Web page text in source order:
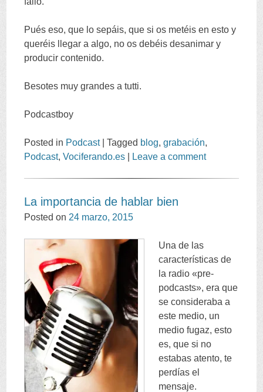
Pués eso, que lo sepáis, que si os metéis en esto y
queréis llegar a algo, no os debéis desanimar y
producir contenido.
Besotes muy grandes a tutti.
Podcastboy
Posted in Podcast |Tagged blog,grabación,
Podcast,Vociferando.es Leave a comment
La importancia de hablar bien
Posted on 24 marzo, 2015
Una de las
características de
la radio «pre-
podcasts», era que
se consideraba a
este medio, un
medio fugaz, esto
es, que si no
estabas atento, te
perdías el
mensaje.